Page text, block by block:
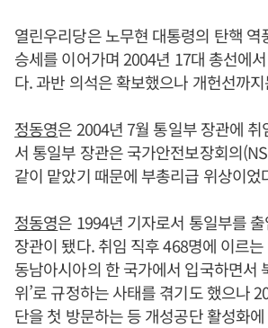
열린우리당은 노무현 대통령의 탄핵 역
승세를 이어가며 2004년 17대 총선에
다. 과반 의석은 확보했으나 개헌선까
정동영은 2004년 7월 통일부 장관에
서 통일부 장관은 국가안전보장회의
같이 맡았기 때문에 부총리급 위상이었
정동영은 1994년 기자로서 통일부를
장관이 됐다. 취임 직후 468명에 이르
동남아시아의 한 국가에서 입국하면서
위’로 규정하는 사태를 겪기도 했으나
단을 첫 방문하는 등 개성공단 활성화